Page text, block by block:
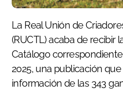
La Real Unión de Criadores de Toros de Lidia
(RUCTL) acaba de recibir
Catálogo
2025, una publicación
información de las 343